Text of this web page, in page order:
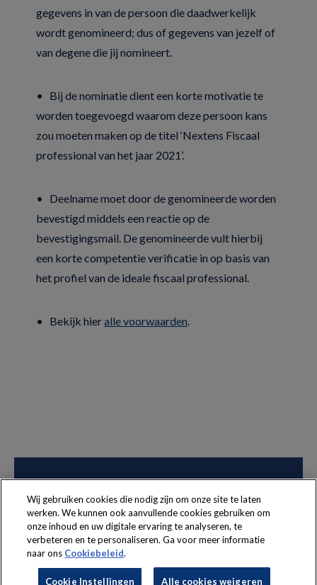
gegevens in van de persoon die daadwerkelijk
wordt genomineerd; dus of gegevens van jezelf of
van degene die jij nomineert.
• Bij de nominatie dient een korte motivatie te
worden toegevoegd waarom deze persoon kans
zou moeten maken op de titel ‘Nextens Fiscaal
professional van het jaar 2021’.
• Deelname moet door de genomineerde worden
bevestigd middels een reactie op de
bevestigingsmail. De genomineerde vult hierbij
een korte competentie verificatie in op basis van
het profiel van de ideale fiscaal professional.
• Bekijk hieralle voorwaarden.
The following regulations apply to the use of this website:
and conditions
Security
Cookie Instellingen
Wij gebruiken cookies die nodig zijn om onze site te laten
werken. We kunnen ook aanvullende cookies gebruiken om
onze inhoud en uw digitale ervaring te analyseren, te
verbeteren en te personaliseren. Ga voor meer informatie
naar ons Cookiebeleid.
Cookie Instellingen Alle cookies weigeren